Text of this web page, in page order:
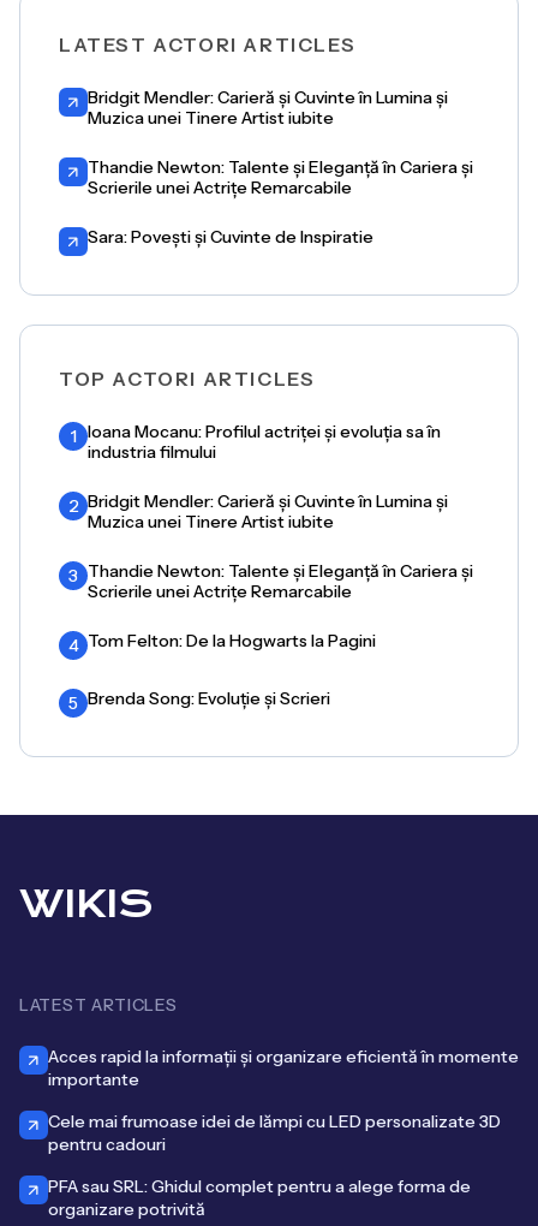
LATEST ACTORI ARTICLES
Bridgit Mendler: Carieră și Cuvinte în Lumina și
Muzica unei Tinere Artist iubite
Thandie Newton: Talente și Eleganță în Cariera și
Scrierile unei Actrițe Remarcabile
Sara: Povești și Cuvinte de Inspiratie
TOP ACTORI ARTICLES
1 Ioana Mocanu: Profilul actriței și evoluția sa în
industria filmului
2 Bridgit Mendler: Carieră și Cuvinte în Lumina și
Muzica unei Tinere Artist iubite
3 Thandie Newton: Talente și Eleganță în Cariera și
Scrierile unei Actrițe Remarcabile
4 Tom Felton: De la Hogwarts la Pagini
5 Brenda Song: Evoluție și Scrieri
WIKIS
LATEST ARTICLES
Acces rapid la informații și organizare eficientă în momente
importante
Cele mai frumoase idei de lămpi cu LED personalizate 3D
pentru cadouri
PFA sau SRL: Ghidul complet pentru a alege forma de
organizare potrivită